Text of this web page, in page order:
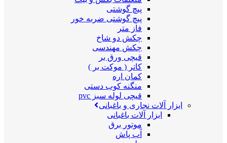
پیچ گوشتی
پیچ گوشتی ضربه خور
فاز متر
چکش دو شاخ
چکش مهندسی
قیچی ورق بر
کاتر ( موکت بر )
کمان اره
منگنه کوب دستی
قیچی لوله سبز pvc
ابزار آلات نجاری و باغبانی
ابزار آلات باغبانی
موتور برق
آب پاش